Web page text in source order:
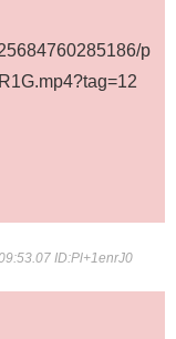
p
ID:Pl+1enrJ0